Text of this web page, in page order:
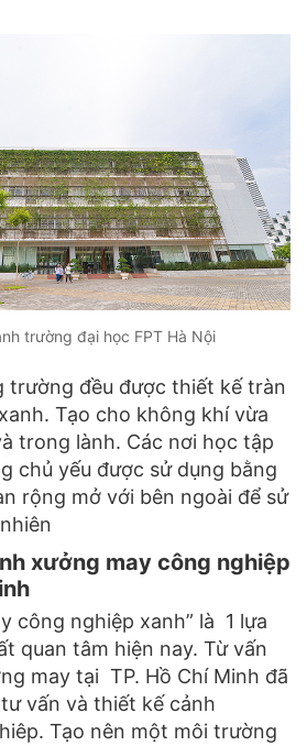
trường đại học FPT Hà Nội
trường đều được thiết kế tràn
Tạo cho không khí vừa
trong lành. Các nơi học tập
chủ yếu được sử dụng bằng
rộng mở với bên ngoài để sử
xưởng may công nghiệp
công nghiệp xanh” là 1 lựa
quan tâm hiện nay. Từ vấn
may tại TP. Hồ Chí Minh đã
vấn và thiết kế cảnh
Tạo nên một môi trường